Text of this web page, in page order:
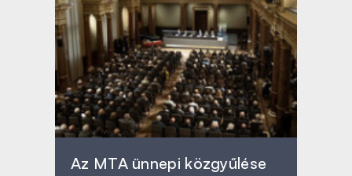
Az MTA ünnepi közgyűlése